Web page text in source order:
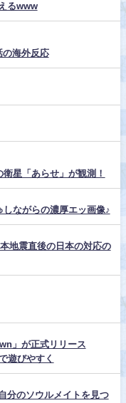
るwww
の海外反応
星「あらせ」が観測！
ながらの濃厚エッ画像♪
地震直後の日本の対応の
」が正式リリース
遊びやすく
分のソウルメイトを見つ